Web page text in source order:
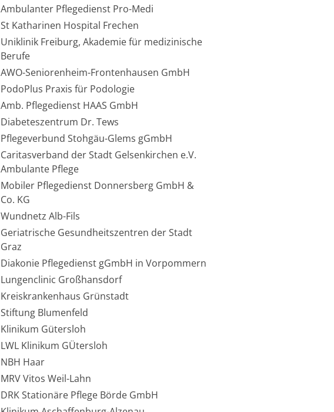
Ambulanter Pflegedienst Pro-Medi
St Katharinen Hospital Frechen
Uniklinik Freiburg, Akademie für medizinische
Berufe
AWO-Seniorenheim-Frontenhausen GmbH
PodoPlus Praxis für Podologie
Amb. Pflegedienst HAAS GmbH
Diabeteszentrum Dr. Tews
Pflegeverbund Stohgäu-Glems gGmbH
Caritasverband der Stadt Gelsenkirchen e.V.
Ambulante Pflege
Mobiler Pflegedienst Donnersberg GmbH &
Co. KG
Wundnetz Alb-Fils
Geriatrische Gesundheitszentren der Stadt
Graz
Diakonie Pflegedienst gGmbH in Vorpommern
Lungenclinic Großhansdorf
Kreiskrankenhaus Grünstadt
Stiftung Blumenfeld
Klinikum Gütersloh
LWL Klinikum GÜtersloh
NBH Haar
MRV Vitos Weil-Lahn
DRK Stationäre Pflege Börde GmbH